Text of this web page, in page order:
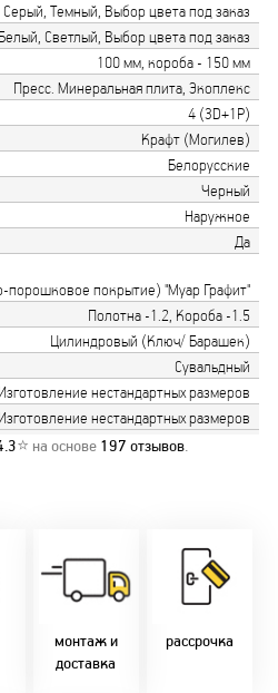
Серый, Темный, Выбор цвета под заказ
Светлый, Выбор цвета под заказ
100 мм, короба - 150 мм
Пресс. Минеральная плита, Экоплекс
4 (3D+1P)
Крафт (Могилев)
Белорусские
Черный
Наружное
Да
покрытие) "Муар Графит"
Полотна -1.2, Короба -1.5
Цилиндровый (Ключ/ Барашек)
Сувальдный
нестандартных размеров
нестандартных размеров
⭐ на основе 197 отзывов.
монтаж и
доставка
фурнитуры.
Качественный
монтаж дверей,
окон и мебели.
Беларуси.
В удобное для Вас
рассрочка
Микс
2-36 мес
Магнит-5 мес.
Смарт - 4 мес.
FUN - 4 мес.